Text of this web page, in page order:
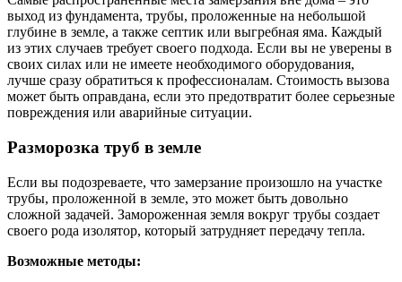
выход из фундамента, трубы, проложенные на небольшой
глубине в земле, а также септик или выгребная яма. Каждый
из этих случаев требует своего подхода. Если вы не уверены в
своих силах или не имеете необходимого оборудования,
лучше сразу обратиться к профессионалам. Стоимость вызова
может быть оправдана, если это предотвратит более серьезные
повреждения или аварийные ситуации.
Разморозка труб в земле
Если вы подозреваете, что замерзание произошло на участке
трубы, проложенной в земле, это может быть довольно
сложной задачей. Замороженная земля вокруг трубы создает
своего рода изолятор, который затрудняет передачу тепла.
Возможные методы: